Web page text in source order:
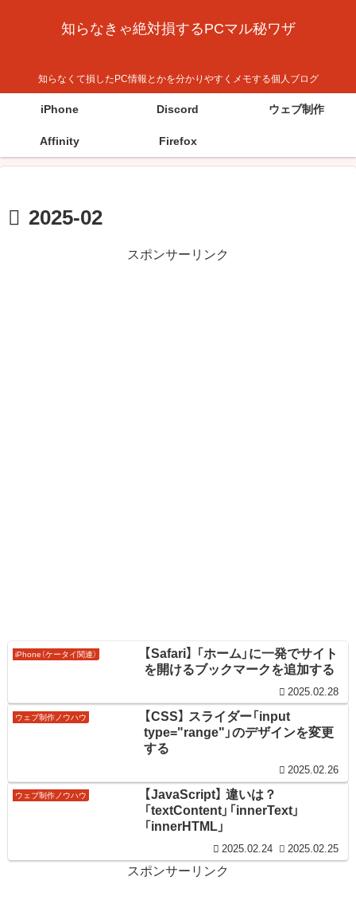
知らなきゃ絶対損するPCマル秘ワザ
知らなくて損したPC情報とかを分かりやすくメモする個人ブログ
iPhone Discord ウェブ制作
Affinity Firefox
2025-02
スポンサーリンク
iPhone（ケータイ関連）
【Safari】 「ホーム」に一発でサイト
を開けるブックマークを追加する
2025.02.28
ウェブ制作ノウハウ
【CSS】 スライダー「input
type="range"」のデザインを変更
する
2025.02.26
ウェブ制作ノウハウ
【JavaScript】 違いは？
「textContent」「innerText」
「innerHTML」
2025.02.24 2025.02.25
スポンサーリンク